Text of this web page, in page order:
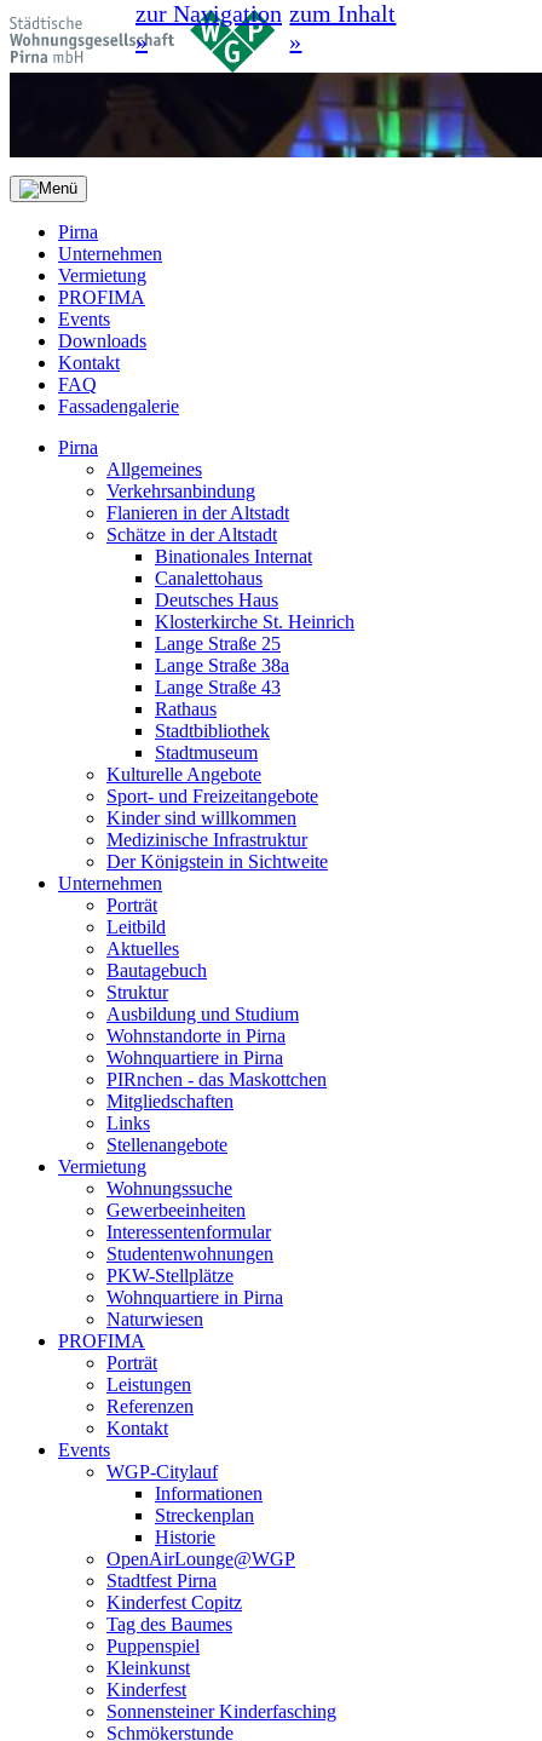
zur Navigation
»
zum Inhalt
»
Pirna
Unternehmen
Vermietung
PROFIMA
Events
Downloads
Kontakt
FAQ
Fassadengalerie
Pirna
Allgemeines
Verkehrsanbindung
Flanieren in der Altstadt
Schätze in der Altstadt
Binationales Internat
Canalettohaus
Deutsches Haus
Klosterkirche St. Heinrich
Lange Straße 25
Lange Straße 38a
Lange Straße 43
Rathaus
Stadtbibliothek
Stadtmuseum
Kulturelle Angebote
Sport- und Freizeitangebote
Kinder sind willkommen
Medizinische Infrastruktur
Der Königstein in Sichtweite
Unternehmen
Porträt
Leitbild
Aktuelles
Bautagebuch
Struktur
Ausbildung und Studium
Wohnstandorte in Pirna
Wohnquartiere in Pirna
PIRnchen - das Maskottchen
Mitgliedschaften
Links
Stellenangebote
Vermietung
Wohnungssuche
Gewerbeeinheiten
Interessentenformular
Studentenwohnungen
PKW-Stellplätze
Wohnquartiere in Pirna
Naturwiesen
PROFIMA
Porträt
Leistungen
Referenzen
Kontakt
Events
WGP-Citylauf
Informationen
Streckenplan
Historie
OpenAirLounge@WGP
Stadtfest Pirna
Kinderfest Copitz
Tag des Baumes
Puppenspiel
Kleinkunst
Kinderfest
Sonnensteiner Kinderfasching
Schmökerstunde